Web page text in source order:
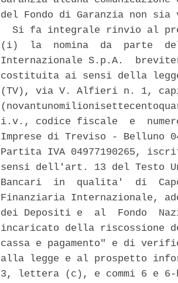
del Fondo di Garanzia non
Si fa integrale rinvio al
(i)  la  nomina  da  parte
Internazionale S.p.A.
costituita ai sensi della
(TV), via V. Alfieri n. 1,
i.v., codice fiscale  e
Imprese di Treviso - Belluno
Partita IVA 04977190265,
sensi dell'art. 13 del Testo
Bancari  in  qualita'  di
Finanziaria Internazionale,
dei Depositi e  al  Fondo
incaricato della
cassa e pagamento" e di
alla legge e al prospetto
3, lettera (c), e commi 6 e 6-